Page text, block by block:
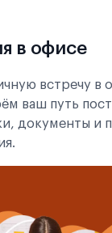
в офисе
встречу в
ваш путь
документы и